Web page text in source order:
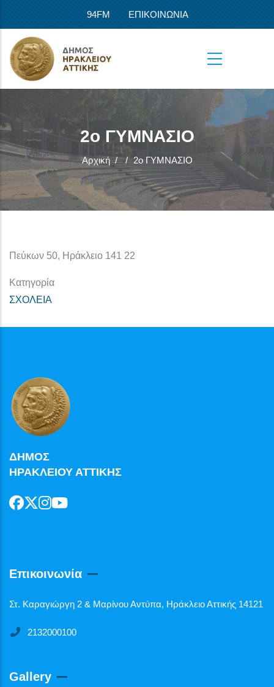
94FM ΕΠΙΚΟΙΝΩΝΙΑ
2ο ΓΥΜΝΑΣΙΟ
Αρχική / / 2ο ΓΥΜΝΑΣΙΟ
Πεύκων 50, Ηράκλειο 141 22
Κατηγορία
ΣΧΟΛΕΙΑ
ΔΗΜΟΣ
ΗΡΑΚΛΕΙΟΥ ΑΤΤΙΚΗΣ
Επικοινωνία
Στ. Καραγιώργη 2 & Μαρίνου Αντύπα, Ηράκλειο Αττικής 14121
2132000100
Gallery